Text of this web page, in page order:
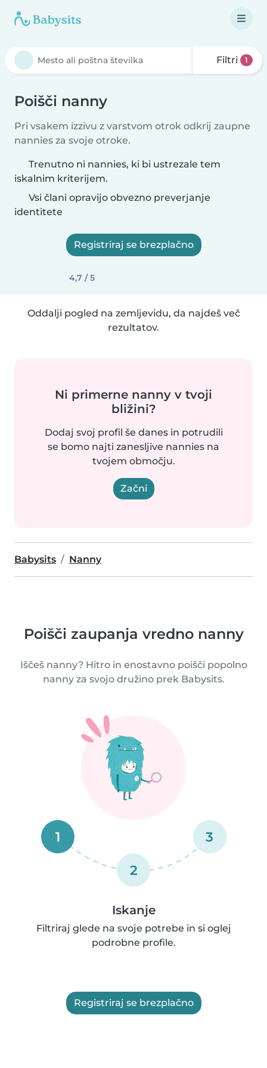
Filtri 1
Poišči nanny
Pri vsakem izzivu z varstvom otrok odkrij zaupne
nannies za svoje otroke.
Trenutno ni nannies, ki bi ustrezale tem
iskalnim kriterijem.
Vsi člani opravijo obvezno preverjanje
identitete
Registriraj se brezplačno
4,7 / 5
Oddalji pogled na zemljevidu, da najdeš več
rezultatov.
Ni primerne nanny v tvoji
bližini?
Dodaj svoj profil še danes in potrudili
se bomo najti zanesljive nannies na
tvojem območju.
Začni
Babysits Nanny
Poišči zaupanja vredno nanny
Iščeš nanny? Hitro in enostavno poišči popolno
nanny za svojo družino prek Babysits.
1
2
3
Iskanje
Filtriraj glede na svoje potrebe in si oglej
podrobne profile.
Registriraj se brezplačno